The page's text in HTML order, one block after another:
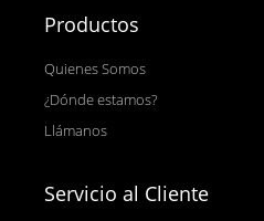
Productos
Quienes Somos
¿Dónde estamos?
Llámanos
Servicio al Cliente